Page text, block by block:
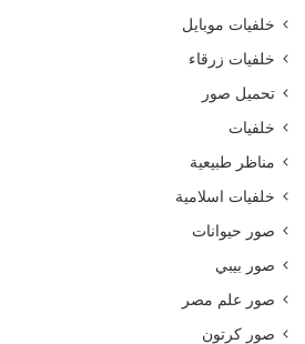
خلفيات موبايل
خلفيات زرقاء
تحميل صور
خلفيات
مناظر طبيعية
خلفيات اسلامية
صور حيوانات
صور بيبي
صور علم مصر
صور كرتون